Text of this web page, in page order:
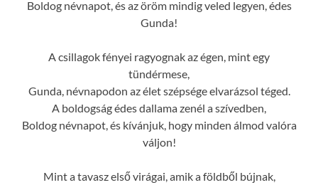
Boldog névnapot, és az öröm mindig veled legyen, édes
Gunda!
A csillagok fényei ragyognak az égen, mint egy
tündérmese,
Gunda, névnapodon az élet szépsége elvarázsol téged.
A boldogság édes dallama zenél a szívedben,
Boldog névnapot, és kívánjuk, hogy minden álmod valóra
váljon!
Mint a tavasz első virágai, amik a földből bújnak,